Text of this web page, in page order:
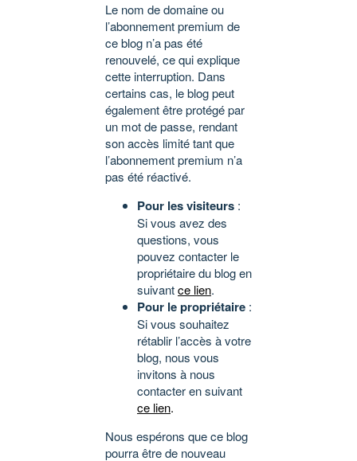
Le nom de domaine ou
l’abonnement premium de
ce blog n’a pas été
renouvelé, ce qui explique
cette interruption. Dans
certains cas, le blog peut
également être protégé par
un mot de passe, rendant
son accès limité tant que
l’abonnement premium n’a
pas été réactivé.
Pour les visiteurs :
Si vous avez des
questions, vous
pouvez contacter le
propriétaire du blog en
suivantce lien.
Pour le propriétaire :
Si vous souhaitez
rétablir l’accès à votre
blog, nous vous
invitons à nous
contacter en suivant
ce lien.
Nous espérons que ce blog
pourra être de nouveau